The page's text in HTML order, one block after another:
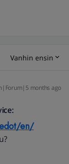
Vanhin ensin
months ago
en/